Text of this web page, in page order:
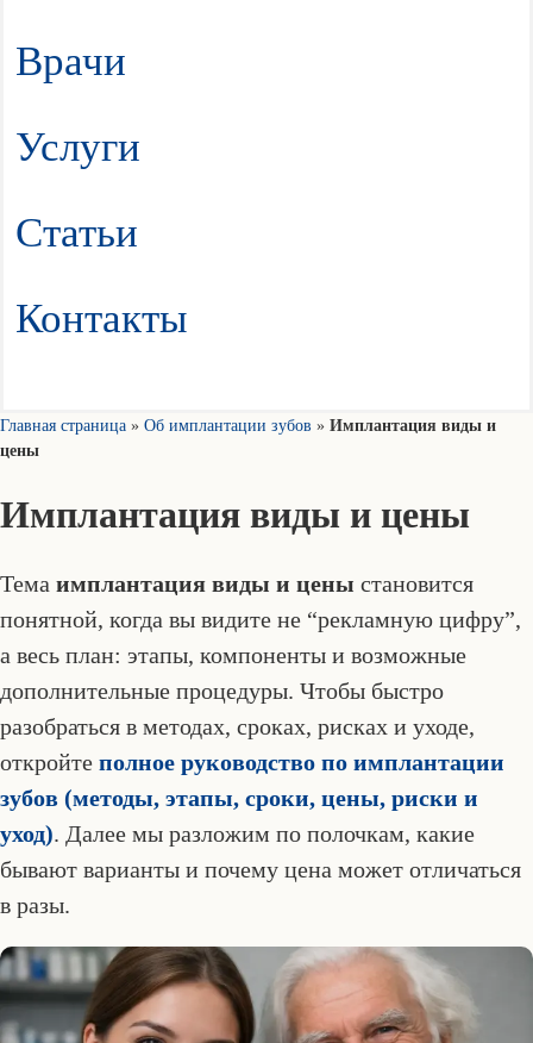
Врачи
Услуги
Статьи
Контакты
Главная страница » Об имплантации зубов » Имплантация виды и
цены
Имплантация виды и цены
Тема имплантация виды и цены становится
понятной, когда вы видите не “рекламную цифру”,
а весь план: этапы, компоненты и возможные
дополнительные процедуры. Чтобы быстро
разобраться в методах, сроках, рисках и уходе,
откройте полное руководство по имплантации
зубов (методы, этапы, сроки, цены, риски и
уход). Далее мы разложим по полочкам, какие
бывают варианты и почему цена может отличаться
в разы.